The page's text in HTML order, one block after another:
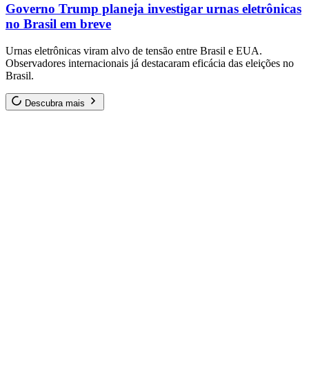
Governo Trump planeja investigar urnas eletrônicas
no Brasil em breve
Urnas eletrônicas viram alvo de tensão entre Brasil e EUA.
Observadores internacionais já destacaram eficácia das eleições no
Brasil.
Descubra mais